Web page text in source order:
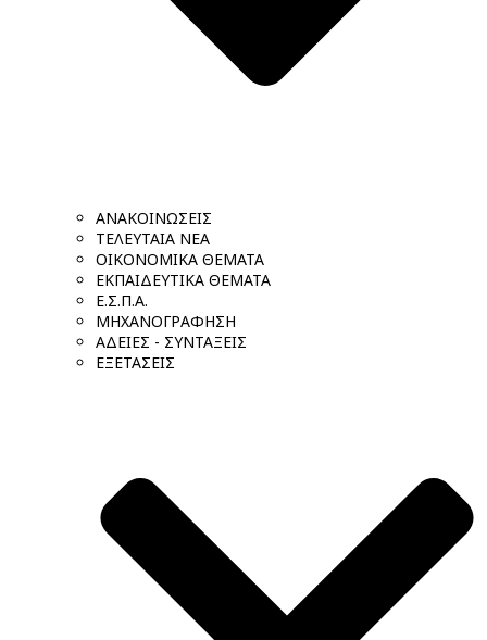
ΑΝΑΚΟΙΝΩΣΕΙΣ
ΤΕΛΕΥΤΑΙΑ ΝΕΑ
ΟΙΚΟΝΟΜΙΚΑ ΘΕΜΑΤΑ
ΕΚΠΑΙΔΕΥΤΙΚΑ ΘΕΜΑΤΑ
Ε.Σ.Π.Α.
ΜΗΧΑΝΟΓΡΑΦΗΣΗ
ΑΔΕΙΕΣ - ΣΥΝΤΑΞΕΙΣ
ΕΞΕΤΑΣΕΙΣ